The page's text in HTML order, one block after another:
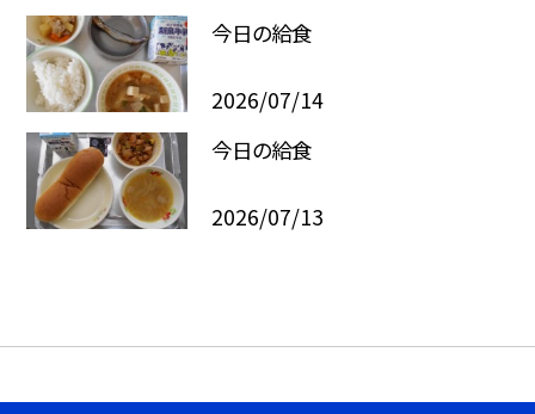
今日の給食
2026/07/14
今日の給食
2026/07/13